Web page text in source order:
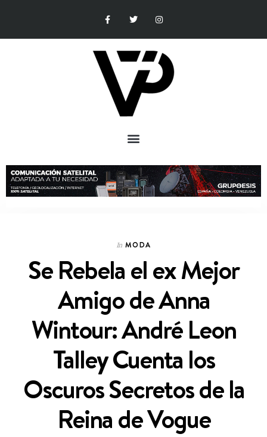
In MODA
Se Rebela el ex Mejor
Amigo de Anna
Wintour: André Leon
Talley Cuenta los
Oscuros Secretos de la
Reina de Vogue